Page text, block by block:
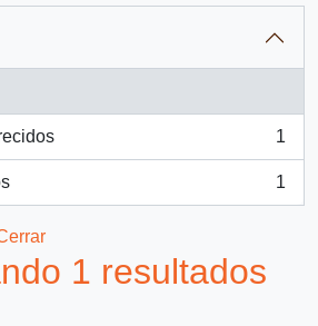
1
1
1 resultados